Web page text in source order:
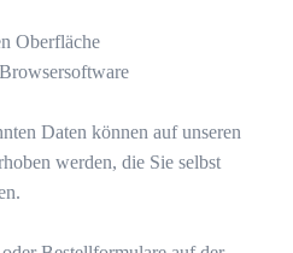
Oberfläche
Daten können auf unseren
werden, die Sie selbst